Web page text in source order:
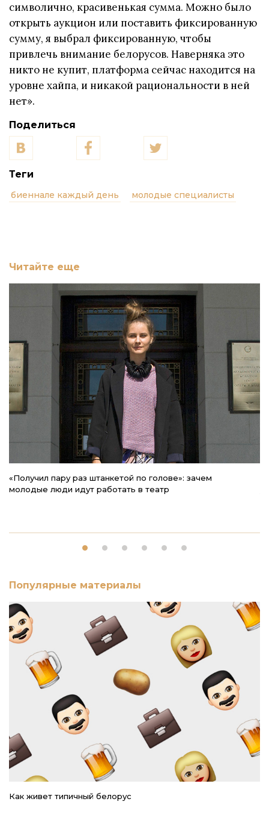
символично, красивенькая сумма. Можно было
открыть аукцион или поставить фиксированную
сумму, я выбрал фиксированную, чтобы
привлечь внимание белорусов. Наверняка это
никто не купит, платформа сейчас находится на
уровне хайпа, и никакой рациональности в ней
нет».
Поделиться
Теги
биеннале каждый день молодые специалисты
Читайте еще
«Получил пару раз штанкетой по голове»: зачем
молодые люди идут работать в театр
Популярные материалы
Как живет типичный белорус